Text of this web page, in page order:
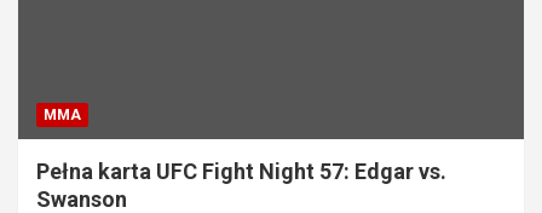
MMA
Pełna karta UFC Fight Night 57: Edgar vs.
Swanson